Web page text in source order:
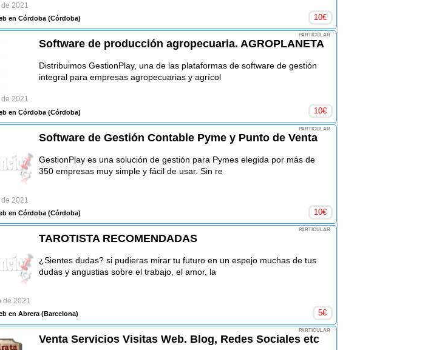
2021
en Córdoba(Córdoba) 10€
PARTICULAR
Software de producción agropecuaria. AGROPLANETA
Distribuimos GestionPlay, una de las plataformas de software de gestión
integral para empresas agropecuarias y agrícol
2021
en Córdoba(Córdoba) 10€
PARTICULAR
Software de Gestión Contable Pyme y Punto de Venta
GestionPlay es una solución de gestión para Pymes elegida por más de
350 empresas muy simple y fácil de usar. Sin re
2021
en Córdoba(Córdoba) 10€
PARTICULAR
TAROTISTA RECOMENDADAS
¿Sientes dudas? si pudieras mirar tu futuro en un espejo muchas de tus
dudas y angustias sobre el trabajo, el amor, la
de 2021
en Abrera(Barcelona) 5€
PARTICULAR
Venta Servicios Visitas Web. Blog, Redes Sociales etc